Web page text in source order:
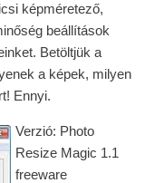
képméretező,
beállítások
Betöltjük a
a képek, milyen
Ennyi.
Verzió: Photo
Resize Magic 1.1
freeware